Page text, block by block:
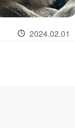
2024.02.01